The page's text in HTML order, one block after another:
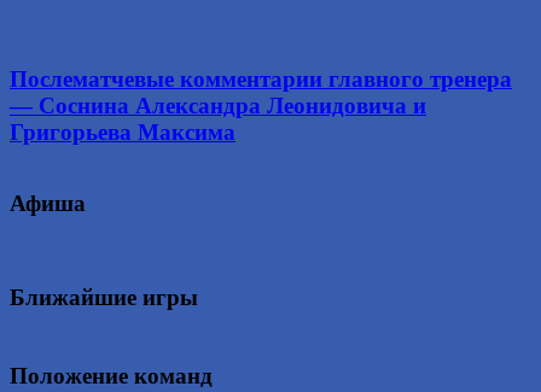
Послематчевые комментарии главного тренера
— Соснина Александра Леонидовича и
Григорьева Максима
Афиша
Ближайшие игры
Положение команд